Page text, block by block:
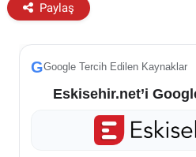
Paylaş
GGoogle Tercih Edilen Kaynaklar
Eskisehir.net’i